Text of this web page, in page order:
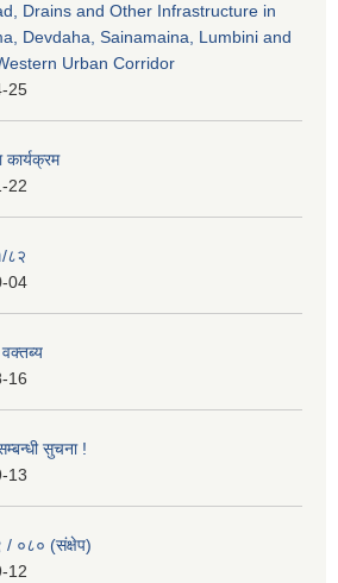
Drains and Other Infrastructure in
Devdaha, Sainamaina, Lumbini and
Urban Corridor
25
22
८२
04
16
सुचना !
13
/ ०८० (संक्षेप)
12